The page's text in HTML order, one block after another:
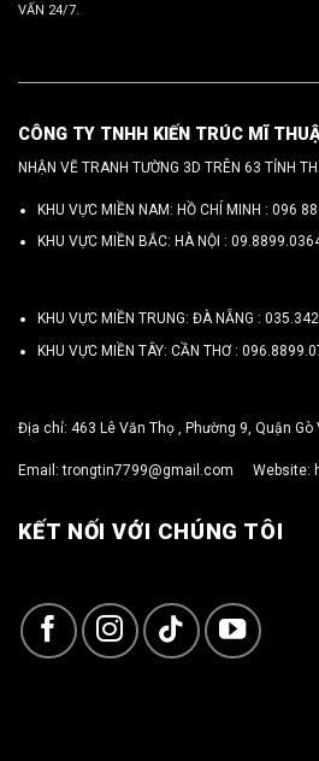
VẤN 24/7.
CÔNG TY TNHH KIẾN TRÚC MĨ
NHẬN VẼ TRANH TƯỜNG 3D TRÊN 63 TỈNH
KHU VỰC MIỀN NAM: HỒ CHÍ MINH : 096
KHU VỰC MIỀN BẮC: HÀ NỘI :
KHU VỰC MIỀN TRUNG: ĐÀ NẴNG :
KHU VỰC MIỀN TÂY: CẦN THƠ :
Địa chỉ: 463 Lê Văn Thọ , Phường 9, Quận Gò
Email:trongtin7799@gmail.com Website:
KẾT NỐI VỚI CHÚNG TÔI